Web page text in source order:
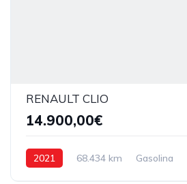
RENAULT CLIO
14.900,00€
2021 68.434 km Gasolina